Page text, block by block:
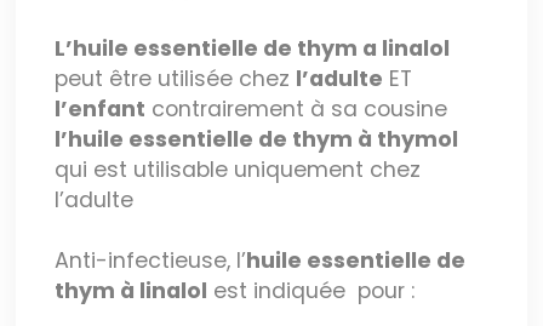
L’huile essentielle de thym a linalol
peut être utilisée chez l’adulte ET
l’enfant contrairement à sa cousine
l’huile essentielle de thym à thymol
qui est utilisable uniquement chez
l’adulte
Anti-infectieuse, l’huile essentielle de
thym à linalol est indiquée pour :